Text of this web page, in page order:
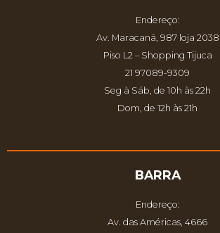
Endereço:
Av. Maracanã, 987 loja 2038
Piso L2 – Shopping Tijuca
21 97089-9309
Seg à Sáb, de 10h às 22h
Dom, de 12h às 21h
BARRA
Endereço:
Av. das Américas, 4666